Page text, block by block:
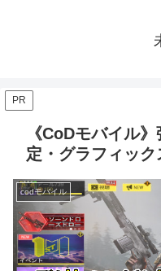
PR
《CoDモバイル
定・グラフィッ
codモバイル